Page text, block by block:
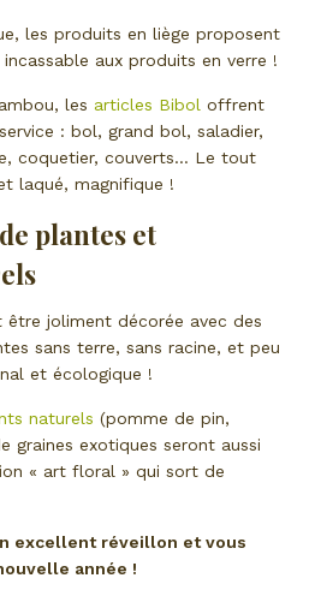
les produits en liège proposent
aux produits en verre !
les articles Bibol offrent
: bol, grand bol, saladier,
coquetier, couverts… Le tout
laqué, magnifique !
plantes et
joliment décorée avec des
sans terre, sans racine, et peu
et écologique !
naturels (pomme de pin,
graines exotiques seront aussi
« art floral » qui sort de
excellent réveillon et vous
année !